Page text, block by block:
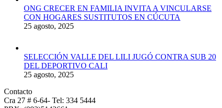
ONG CRECER EN FAMILIA INVITA A VINCULARSE
CON HOGARES SUSTITUTOS EN CÚCUTA
25 agosto, 2025
SELECCIÓN VALLE DEL LILI JUGÓ CONTRA SUB 20
DEL DEPORTIVO CALI
25 agosto, 2025
Contacto
Cra 27 # 6-64- Tel: 334 5444